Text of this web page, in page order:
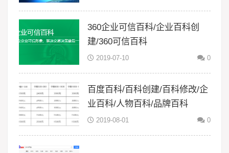
360企业可信百科/企业百科创
建/360可信百科
2019-07-10 0
百度百科/百科创建/百科修改/企
业百科/人物百科/品牌百科
2019-08-01 0